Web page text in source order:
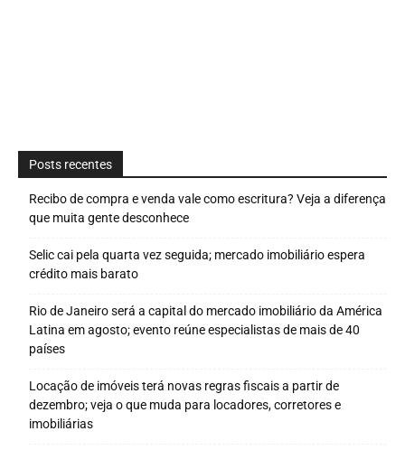
Posts recentes
Recibo de compra e venda vale como escritura? Veja a diferença
que muita gente desconhece
Selic cai pela quarta vez seguida; mercado imobiliário espera
crédito mais barato
Rio de Janeiro será a capital do mercado imobiliário da América
Latina em agosto; evento reúne especialistas de mais de 40
países
Locação de imóveis terá novas regras fiscais a partir de
dezembro; veja o que muda para locadores, corretores e
imobiliárias